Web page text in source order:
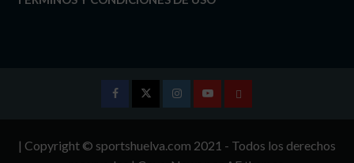
InstagramYoutubeTÉRMINOS
CONDICIONES
| Copyright © sportshuelva.com 2021 - Todos los derechos